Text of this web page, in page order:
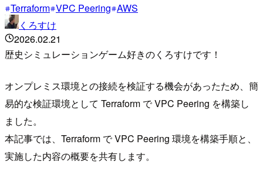
Terraform VPC Peering AWS
くろすけ
2026.02.21
歴史シミュレーションゲーム好きのくろすけです！
オンプレミス環境との接続を検証する機会があったため、簡
易的な検証環境として Terraform で VPC Peering を構築し
ました。
本記事では、Terraform で VPC Peering 環境を構築手順と、
実施した内容の概要を共有します。